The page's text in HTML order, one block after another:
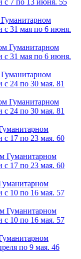
Гуманитарном
с 31 мая по 6 июня.
Гуманитарном
с 24 по 30 мая. 81
Гуманитарном
с 17 по 23 мая. 60
Гуманитарном
с 10 по 16 мая. 57